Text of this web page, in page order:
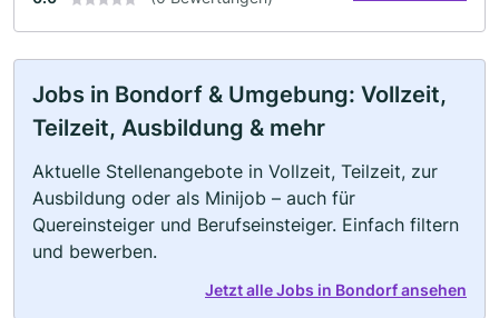
Jobs in Bondorf & Umgebung: Vollzeit,
Teilzeit, Ausbildung & mehr
Aktuelle Stellenangebote in Vollzeit, Teilzeit, zur
Ausbildung oder als Minijob – auch für
Quereinsteiger und Berufseinsteiger. Einfach filtern
und bewerben.
Jetzt alle Jobs in Bondorf ansehen